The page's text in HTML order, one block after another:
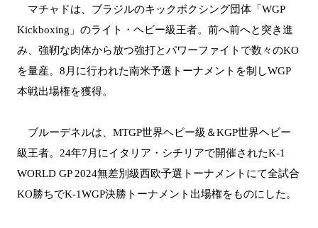
マチャドは、ブラジルのキックボクシング団体「WGP
Kickboxing」のライト・ヘビー級王者。前へ前へと突き進
み、強靭な肉体から放つ強打とパワーファイトで数々のKO
を量産。8月に行われた南米予選トーナメントを制しWGP
本戦出場権を獲得。
ブルーデネルは、MTGP世界ヘビー級＆KGP世界ヘビー
級王者。24年7月にイタリア・シチリアで開催されたK-1
WORLD GP 2024無差別級西欧予選トーナメントにて全試合
KO勝ちでK-1WGP決勝トーナメント出場権をものにした。